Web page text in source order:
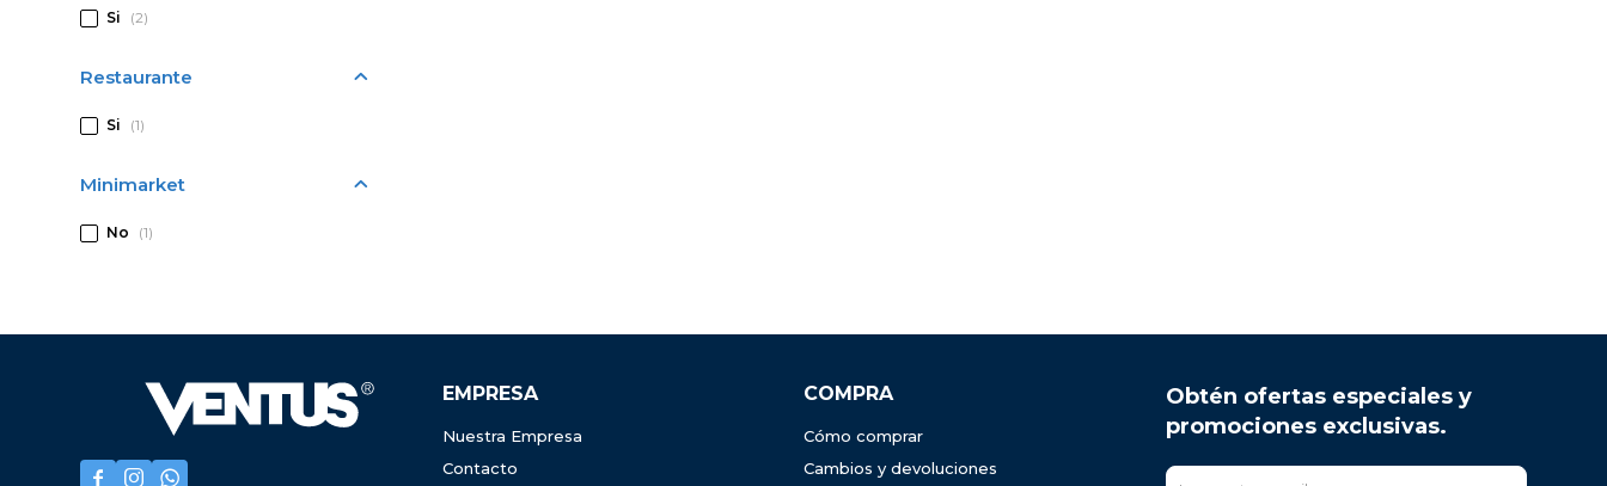
Si (2)
Restaurante
Si (1)
Minimarket
No (1)
  
EMPRESA
Nuestra Empresa
Contacto
COMPRA
Cómo comprar
Cambios y devoluciones
Obtén ofertas especiales y
promociones exclusivas.